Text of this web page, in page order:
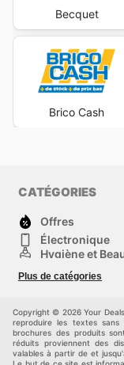
Becquet
Brico Cash
CATÉGORIES
Offres
Électronique
Hygiène et
Mode
Animalerie
maison
Plus de catégories
Copyright © 2026 Your
reproduire les textes
brochures des produits
réduits proviennent des
valables à partir de et